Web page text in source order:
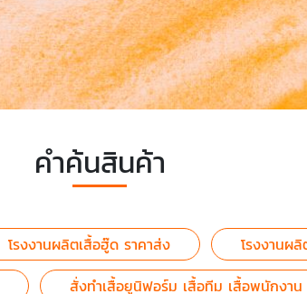
คำค้นสินค้า
โรงงานผลิตเสื้อฮู๊ด ราคาส่ง
โรงงานผ
สั่งทำเสื้อยูนิฟอร์ม เสื้อทีม เสื้อพนักงาน